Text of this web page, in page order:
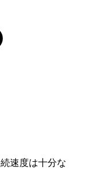
速度は十分な